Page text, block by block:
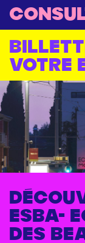
votre
Esba-
des